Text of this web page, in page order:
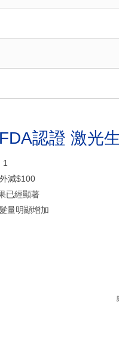
認證 激光
減$100
已經顯著
量明顯增加